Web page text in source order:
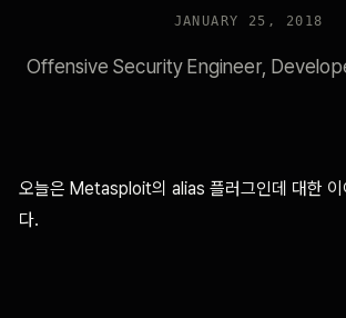
JANUARY 25, 2018
Offensive Security Engineer,
오늘은 Metasploit의 alias 플러그인데 대한 이
다.